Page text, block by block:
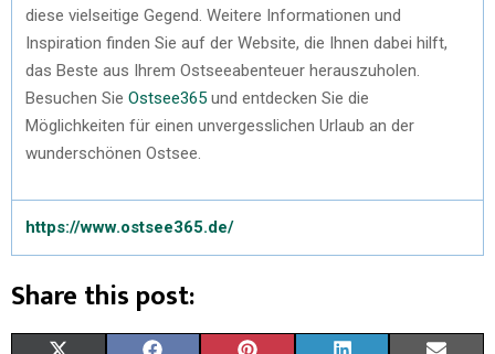
diese vielseitige Gegend. Weitere Informationen und
Inspiration finden Sie auf der Website, die Ihnen dabei hilft,
das Beste aus Ihrem Ostseeabenteuer herauszuholen.
Besuchen Sie Ostsee365 und entdecken Sie die
Möglichkeiten für einen unvergesslichen Urlaub an der
wunderschönen Ostsee.
https://www.ostsee365.de/
Share this post: